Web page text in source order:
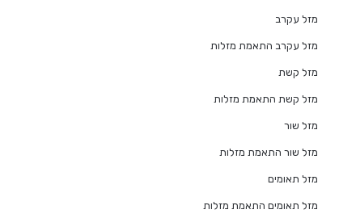
מזל עקרב
מזל עקרב התאמת מזלות
מזל קשת
מזל קשת התאמת מזלות
מזל שור
מזל שור התאמת מזלות
מזל תאומים
מזל תאומים התאמת מזלות